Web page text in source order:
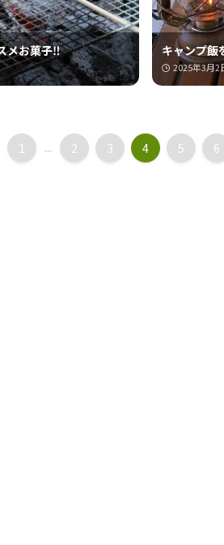
メお菓子‼️ キャンプ飯
2025年3月2
1 ... 2 3 4 5 6